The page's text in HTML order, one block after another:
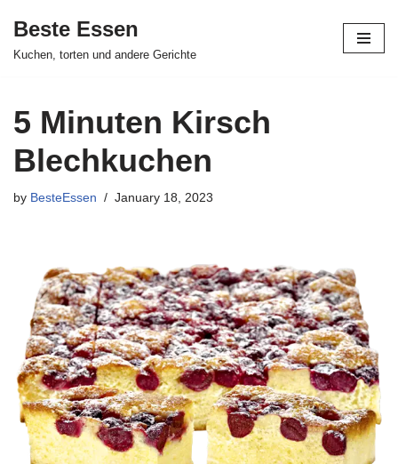
Skip
Beste Essen
Kuchen, torten und andere Gerichte
5 Minuten Kirsch
Blechkuchen
by BesteEssen January 18, 2023